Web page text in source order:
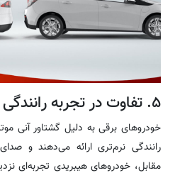
۵. تفاوت در تجربه رانندگی و عملکرد
خودروهای برقی به دلیل گشتاور آنی
رانندگی نرم‌تری ارائه می‌دهند و
مقابل، خودروهای هیبریدی تجربه‌ای